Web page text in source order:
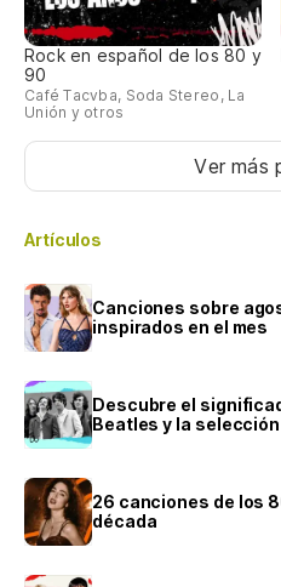
Rock en español de los 80 y
90
Café Tacvba, Soda Stereo, La
Unión y otros
Ver más
Artículos
Canciones sobre
inspirados en el mes
Descubre el
Beatles y la
26 canciones de los
década